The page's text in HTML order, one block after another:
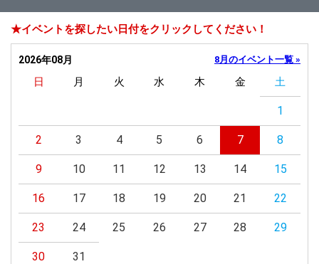
★イベントを探したい日付をクリックしてください！
2026年08月 8月のイベント一覧 »
日 月 火 水 木 金 土
1
2 3 4 5 6 7 8
9 10 11 12 13 14 15
16 17 18 19 20 21 22
23 24 25 26 27 28 29
30 31